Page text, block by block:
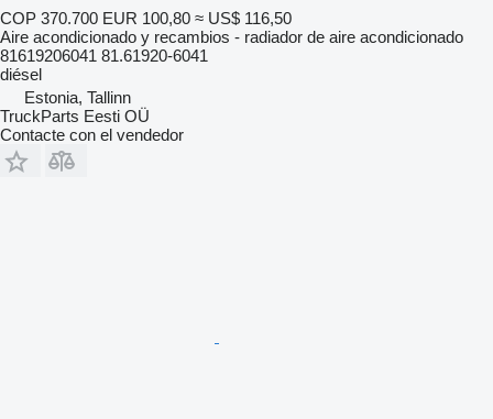
COP 370.700 EUR 100,80 ≈ US$ 116,50
Aire acondicionado y recambios - radiador de aire acondicionado
81619206041 81.61920-6041
diésel
Estonia, Tallinn
TruckParts Eesti OÜ
Contacte con el vendedor